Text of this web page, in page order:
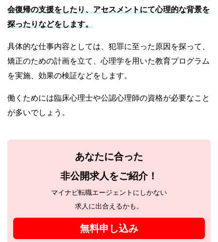
会復帰の支援をしたり、アセスメントにて心理的な背景を
探ったりなどをします。
具体的な仕事内容としては、犯罪に至った原因を探って、
矯正のための計画を立て、心理学を用いた教育プログラム
を実施、効果の検証などをします。
働くためには臨床心理士や公認心理師の資格が必要なこと
が多いでしょう。
あなたに合った
非公開求人をご紹介！
マイナビ転職エージェントにしかない
求人に出合えるかも。
無料申し込み